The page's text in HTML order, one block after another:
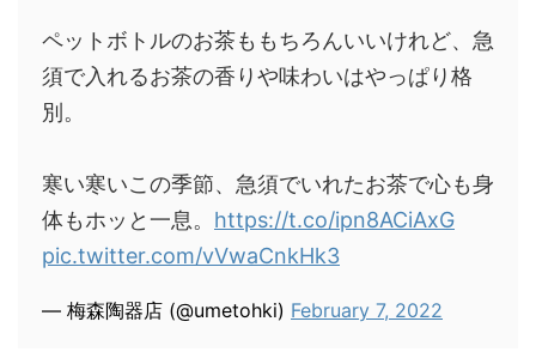
ペットボトルのお茶ももちろんいいけれど、急
須で入れるお茶の香りや味わいはやっぱり格
別。
寒い寒いこの季節、急須でいれたお茶で心も身
体もホッと一息。 https://t.co/ipn8ACiAxG
pic.twitter.com/vVwaCnkHk3
— 梅森陶器店 (@umetohki) February 7, 2022